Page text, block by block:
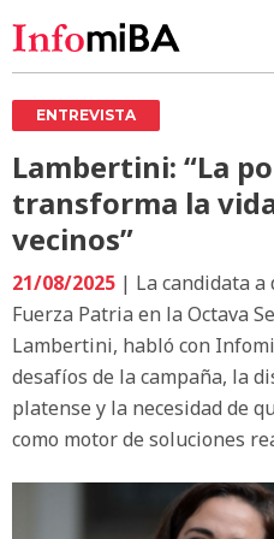
ENTREVISTA
Lambertini: “La
transforma la
vecinos”
21/08/2025 | La candidata
Fuerza Patria en la Octava
Lambertini, habló con
desafíos de la campaña, la
platense y la necesidad de
como motor de soluciones